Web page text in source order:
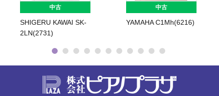
中古
SHIGERU KAWAI SK-
2LN(2731)
中古
YAMAHA C1Mh(6216)